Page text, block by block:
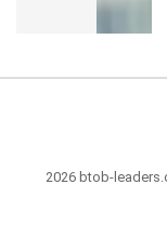
2026 btob-